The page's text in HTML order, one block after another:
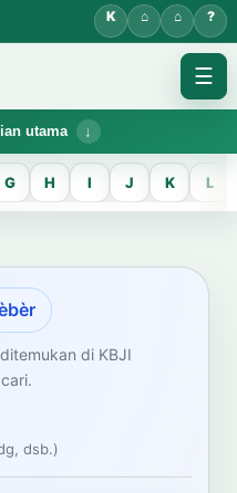
☰
utama
dalam bahasa Indonesia saat
Indonesia.
G H I J K L
di KBJI
dsb.)